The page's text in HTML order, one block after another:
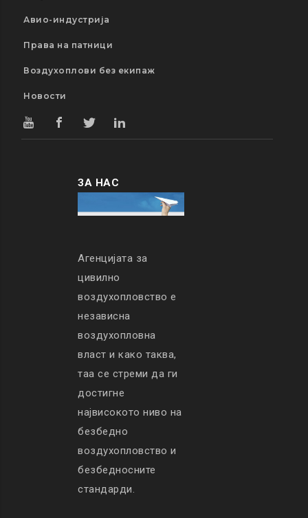
Авио-индустрија
Права на патници
Воздухоплови без екипаж
Новости
ЗА НАС
Агенцијата за
цивилно
воздухопловство е
независна
воздухопловна
власт и како таква,
таа се стреми да ги
достигне
највисокото ниво на
безбедно
воздухопловство и
безбедносните
стандарди.